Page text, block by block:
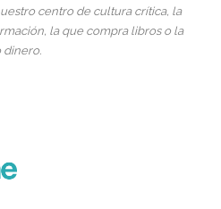
centro de cultura crítica, la
la que compra libros o la
dinero.